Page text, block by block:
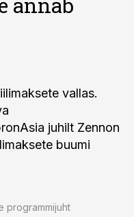
vallas.
juhilt Zennon
buumi
programmijuht